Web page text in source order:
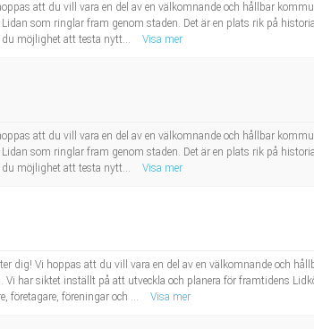
att du vill vara en del av en välkomnande och hållbar
som ringlar fram genom staden. Det är en plats rik på
möjlighet att testa nytt...
Visa mer
att du vill vara en del av en välkomnande och hållbar
som ringlar fram genom staden. Det är en plats rik på
möjlighet att testa nytt...
Visa mer
dig! Vi hoppas att du vill vara en del av en välkomnande och
har siktet inställt på att utveckla och planera för framtidens
företagare, föreningar och ...
Visa mer